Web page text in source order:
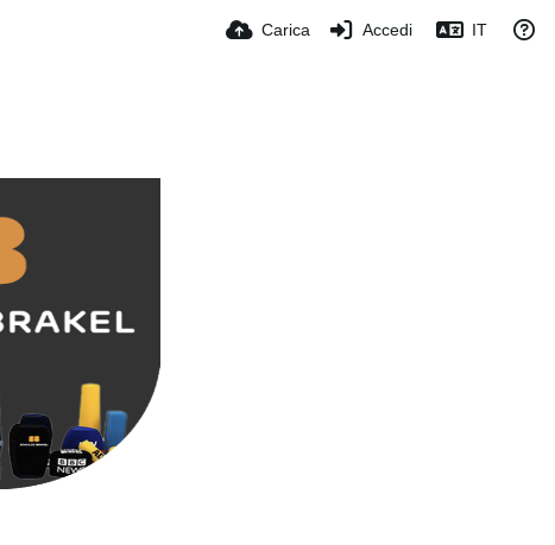
Carica Accedi IT